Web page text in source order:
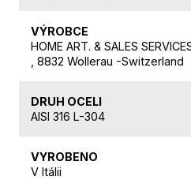
VÝROBCE
HOME ART. & SALES
, 8832 Wollerau -Switzerland
DRUH OCELI
AISI 316 L-304
VYROBENO
V Itálii